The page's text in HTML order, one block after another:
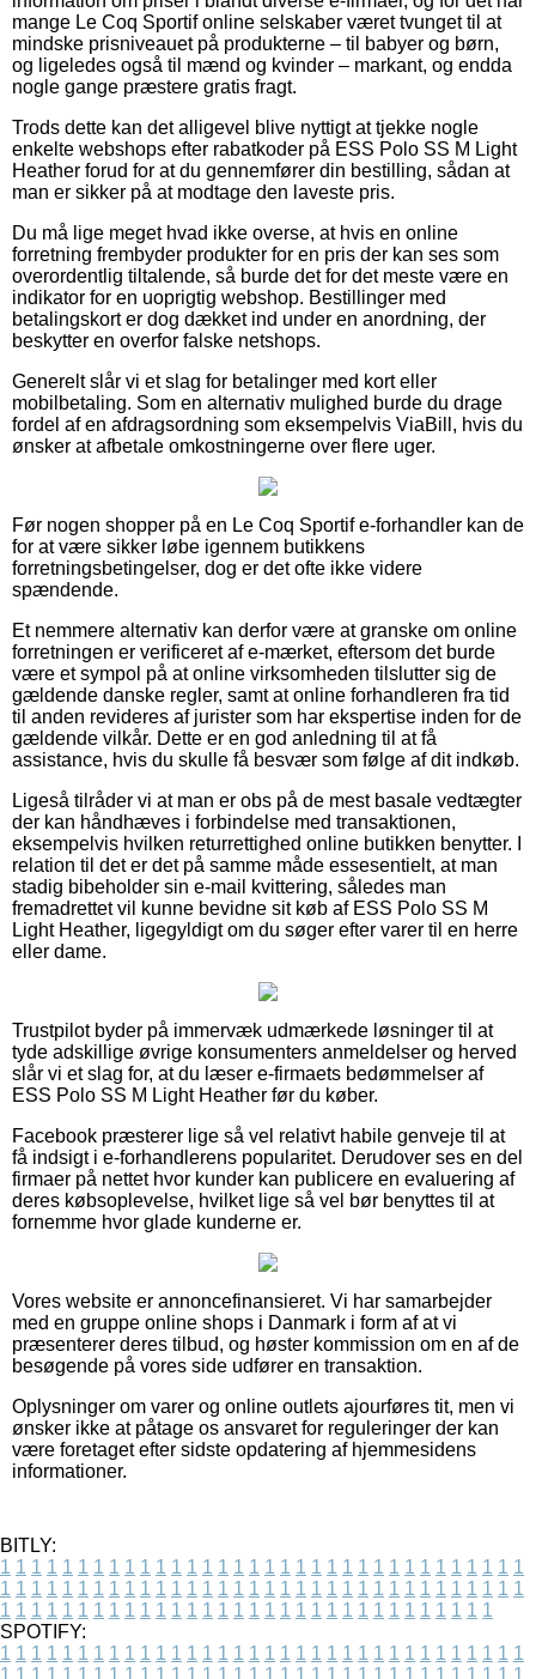
mange Le Coq Sportif online selskaber været tvunget til at
mindske prisniveauet på produkterne – til babyer og børn,
og ligeledes også til mænd og kvinder – markant, og endda
nogle gange præstere gratis fragt.
Trods dette kan det alligevel blive nyttigt at tjekke nogle
enkelte webshops efter rabatkoder på ESS Polo SS M Light
Heather forud for at du gennemfører din bestilling, sådan at
man er sikker på at modtage den laveste pris.
Du må lige meget hvad ikke overse, at hvis en online
forretning frembyder produkter for en pris der kan ses som
overordentlig tiltalende, så burde det for det meste være en
indikator for en uoprigtig webshop. Bestillinger med
betalingskort er dog dækket ind under en anordning, der
beskytter en overfor falske netshops.
Generelt slår vi et slag for betalinger med kort eller
mobilbetaling. Som en alternativ mulighed burde du drage
fordel af en afdragsordning som eksempelvis ViaBill, hvis du
ønsker at afbetale omkostningerne over flere uger.
Før nogen shopper på en Le Coq Sportif e-forhandler kan de
for at være sikker løbe igennem butikkens
forretningsbetingelser, dog er det ofte ikke videre
spændende.
Et nemmere alternativ kan derfor være at granske om online
forretningen er verificeret af e-mærket, eftersom det burde
være et sympol på at online virksomheden tilslutter sig de
gældende danske regler, samt at online forhandleren fra tid
til anden revideres af jurister som har ekspertise inden for de
gældende vilkår. Dette er en god anledning til at få
assistance, hvis du skulle få besvær som følge af dit indkøb.
Ligeså tilråder vi at man er obs på de mest basale vedtægter
der kan håndhæves i forbindelse med transaktionen,
eksempelvis hvilken returrettighed online butikken benytter. I
relation til det er det på samme måde essesentielt, at man
stadig bibeholder sin e-mail kvittering, således man
fremadrettet vil kunne bevidne sit køb af ESS Polo SS M
Light Heather, ligegyldigt om du søger efter varer til en herre
eller dame.
Trustpilot byder på immervæk udmærkede løsninger til at
tyde adskillige øvrige konsumenters anmeldelser og herved
slår vi et slag for, at du læser e-firmaets bedømmelser af
ESS Polo SS M Light Heather før du køber.
Facebook præsterer lige så vel relativt habile genveje til at
få indsigt i e-forhandlerens popularitet. Derudover ses en del
firmaer på nettet hvor kunder kan publicere en evaluering af
deres købsoplevelse, hvilket lige så vel bør benyttes til at
fornemme hvor glade kunderne er.
Vores website er annoncefinansieret. Vi har samarbejder
med en gruppe online shops i Danmark i form af at vi
præsenterer deres tilbud, og høster kommission om en af de
besøgende på vores side udfører en transaktion.
Oplysninger om varer og online outlets ajourføres tit, men vi
ønsker ikke at påtage os ansvaret for reguleringer der kan
være foretaget efter sidste opdatering af hjemmesidens
informationer.
BITLY:
1 1 1 1 1 1 1 1 1 1 1 1 1 1 1 1 1 1 1 1 1 1 1 1 1 1 1 1 1 1 1 1 1 1
1 1 1 1 1 1 1 1 1 1 1 1 1 1 1 1 1 1 1 1 1 1 1 1 1 1 1 1 1 1 1 1 1 1
1 1 1 1 1 1 1 1 1 1 1 1 1 1 1 1 1 1 1 1 1 1 1 1 1 1 1 1 1 1 1 1
SPOTIFY:
1 1 1 1 1 1 1 1 1 1 1 1 1 1 1 1 1 1 1 1 1 1 1 1 1 1 1 1 1 1 1 1 1 1
1 1 1 1 1 1 1 1 1 1 1 1 1 1 1 1 1 1 1 1 1 1 1 1 1 1 1 1 1 1 1 1 1 1